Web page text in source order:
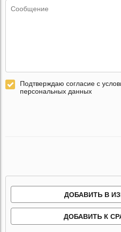
Подтверждаю согласие с
персональных данных
ДОБАВИТЬ В
ДОБАВИТЬ К